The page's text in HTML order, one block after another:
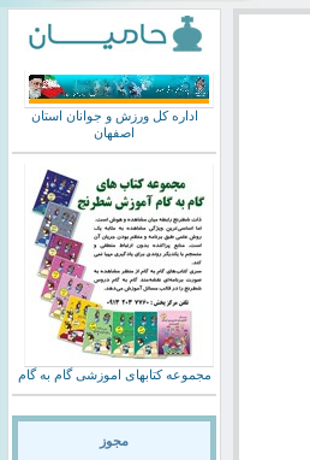
اداره کل ورزش و جوانان استان
اصفهان
مجموعه کتابهای اموزشی گام به گام
مجوز